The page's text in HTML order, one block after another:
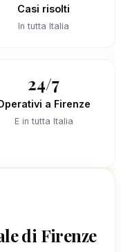
Casi risolti
In tutta Italia
24/7
a Firenze
E in tutta Italia
di Firenze